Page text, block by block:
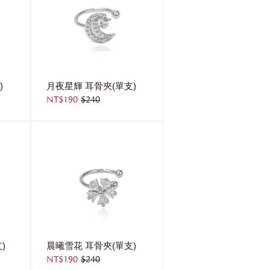
月夜星輝 耳骨夾(單支)
NT$190 $240
) 晨曦雪花 耳骨夾(單支)
NT$190 $240